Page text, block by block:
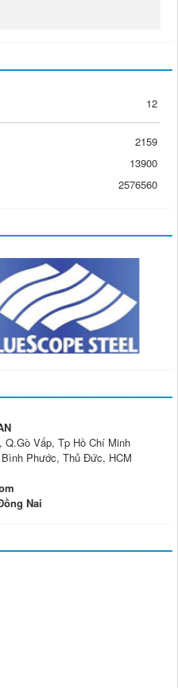
12
2159
13900
2576560
Q.Gò Vấp, Tp Hồ Chí Minh
Phước, Thủ Đức, HCM
Nai